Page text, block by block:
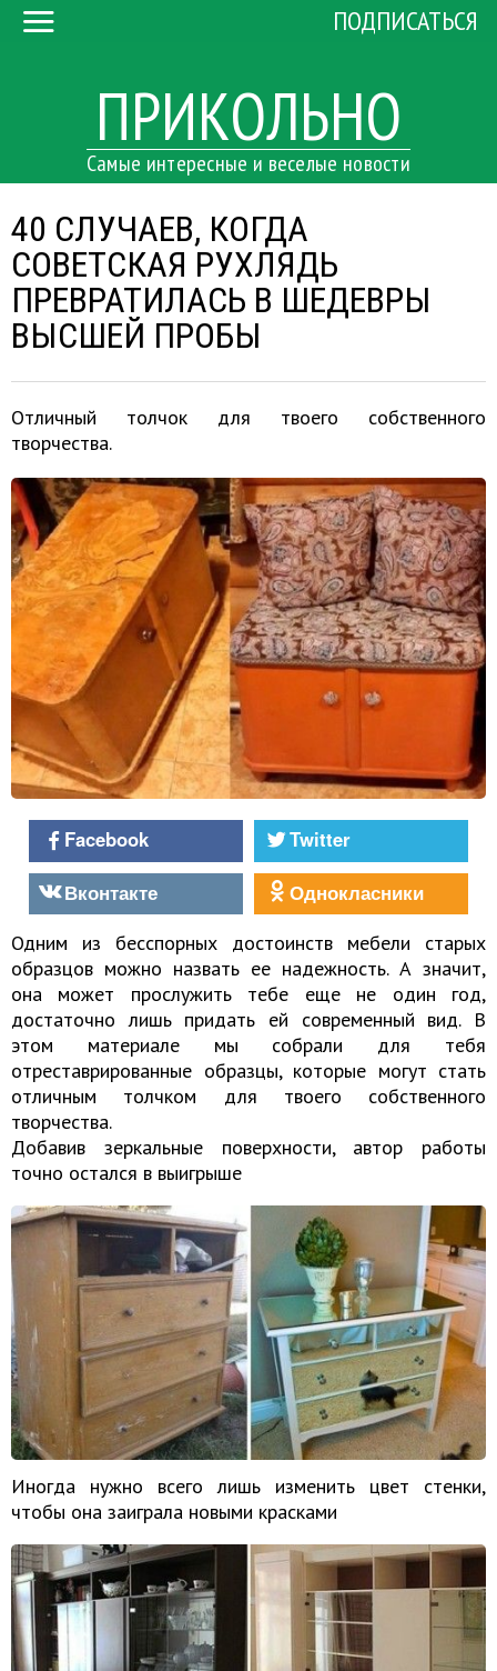
ПРИКОЛЬНО
Самые интересные и веселые новости
ПОДПИСАТЬСЯ
40 СЛУЧАЕВ, КОГДА
СОВЕТСКАЯ РУХЛЯДЬ
ПРЕВРАТИЛАСЬ В ШЕДЕВРЫ
ВЫСШЕЙ ПРОБЫ
Отличный толчок для твоего собственного
творчества.
Facebook
Twitter
Вконтакте
Однокласники
Одним из бесспорных достоинств мебели старых
образцов можно назвать ее надежность. А значит,
она может прослужить тебе еще не один год,
достаточно лишь придать ей современный вид. В
этом материале мы собрали для тебя
отреставрированные образцы, которые могут стать
отличным толчком для твоего собственного
творчества.
Добавив зеркальные поверхности, автор работы
точно остался в выигрыше
Иногда нужно всего лишь изменить цвет стенки,
чтобы она заиграла новыми красками